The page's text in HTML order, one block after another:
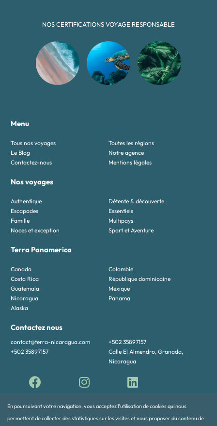
En poursuivant votre navigation, vous acceptez l’utilisation de cookies qui nous
permettent de collecter des statistiques sur les visites et vous proposer du contenu de
NOS CERTIFICATIONS VOYAGE RESPONSABLE
Menu
Tous nos voyages
Toutes les régions
Le Blog
Notre agence
Contactez-nous
Mentions légales
Nos voyages
Authentique
Détente & découverte
Escapades
Essentiels
Famille
Multipays
Noces et exception
Sport et Aventure
Terra Panamerica
Canada
Colombie
Costa Rica
République dominicaine
Guatemala
Mexique
Nicaragua
Panama
Alaska
Contactez nous
contact@terra-nicaragua.com
+502 35897157
+502 35897157
Calle El Almendro, Granada,
Nicaragua